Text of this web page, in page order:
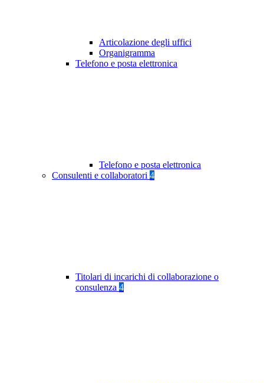
Articolazione degli uffici
Organigramma
Telefono e posta elettronica
Telefono e posta elettronica
Consulenti e collaboratori 4
Titolari di incarichi di collaborazione o
consulenza 4